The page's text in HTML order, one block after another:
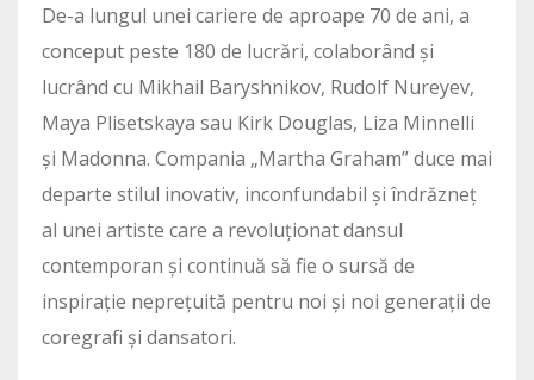
De-a lungul unei cariere de aproape 70 de ani, a
conceput peste 180 de lucrări, colaborând și
lucrând cu Mikhail Baryshnikov, Rudolf Nureyev,
Maya Plisetskaya sau Kirk Douglas, Liza Minnelli
și Madonna. Compania „Martha Graham” duce mai
departe stilul inovativ, inconfundabil și îndrăzneț
al unei artiste care a revoluționat dansul
contemporan și continuă să fie o sursă de
inspirație neprețuită pentru noi și noi generații de
coregrafi și dansatori.